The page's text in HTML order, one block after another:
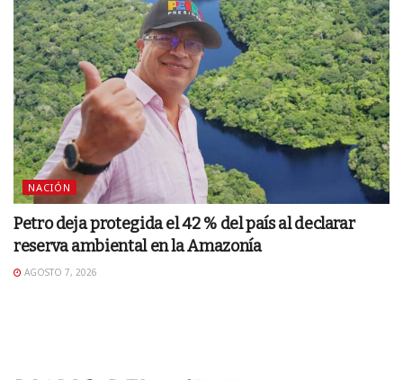
NACIÓN
Petro deja protegida el 42 % del país al declarar
reserva ambiental en la Amazonía
AGOSTO 7, 2026